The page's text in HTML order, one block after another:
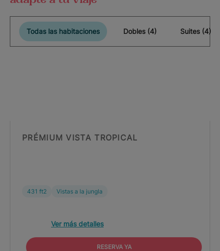
Todas las habitaciones Dobles (4) Suites (4)
PRÉMIUM VISTA TROPICAL
431 ft2 Vistas a la jungla
Ver más detalles
RESERVA YA